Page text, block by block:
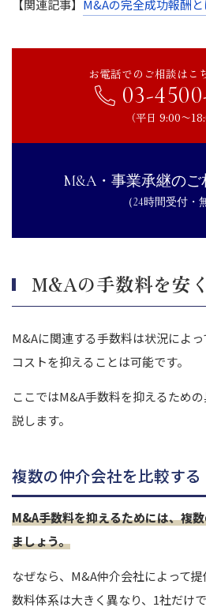
【関連記事】 M&Aの完全成功報酬と
お電話でのご相談はこ
03-
（平日 9:00〜
M&A・事業承継のご
（24時間受付・
M&Aの手数料を安
M&Aに関連する手数料は状況によっ
コストを抑えることは可能です。
ここではM&A手数料を抑えるため
説します。
複数の仲介会社を比較する
M&A手数料を抑えるためには、複
ましょう。
なぜなら、M&A仲介会社によって
数料体系は大きく異なり、1社だけ